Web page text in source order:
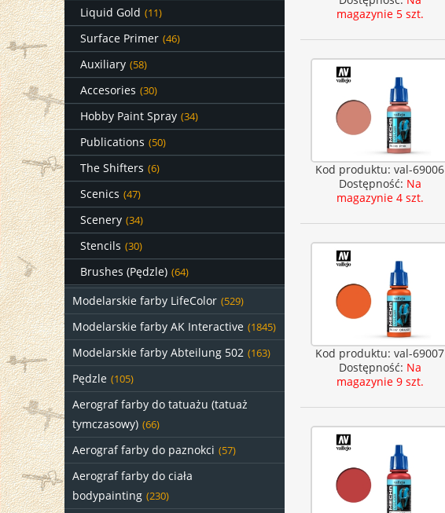
Liquid Gold (11)
Surface Primer (46)
Auxiliary (58)
Accesories (30)
Hobby Paint Spray (34)
Publications (50)
The Shifters (6)
Scenics (47)
Scenery (34)
Stencils (30)
Brushes (Pędzle) (64)
Modelarskie farby LifeColor (529)
Modelarskie farby AK Interactive (1845)
Modelarskie farby Abteilung 502 (163)
Pędzle (105)
Aerograf farby do tatuażu (tatuaż
tymczasowy) (66)
Aerograf farby do paznokci (57)
Aerograf farby do ciała
bodypainting (230)
magazynie 5 szt.
Kod produktu: val-69006
Dostępność: Na
magazynie 4 szt.
Kod produktu: val-69007
Dostępność: Na
magazynie 9 szt.